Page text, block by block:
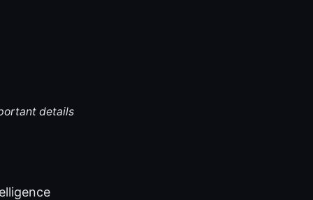
details